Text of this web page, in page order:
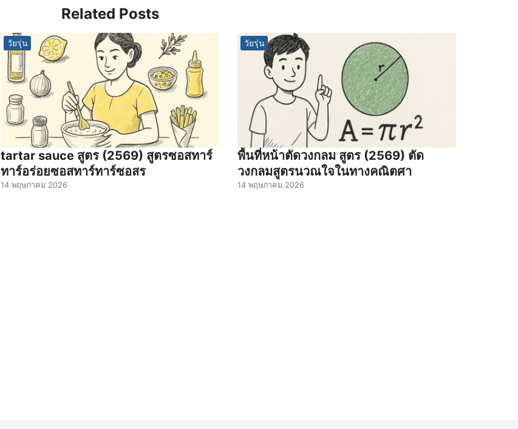
Related Posts
วัยรุ่น
tartar sauce สูตร (2569) สูตรซอสทาร์
ทาร์อร่อยซอสทาร์ทาร์ซอสร
14 พฤษภาคม 2026
วัยรุ่น
พื้นที่หน้าตัดวงกลม สูตร (2569) ตัด
วงกลมสูตรนวณใจในทางคณิตศา
14 พฤษภาคม 2026